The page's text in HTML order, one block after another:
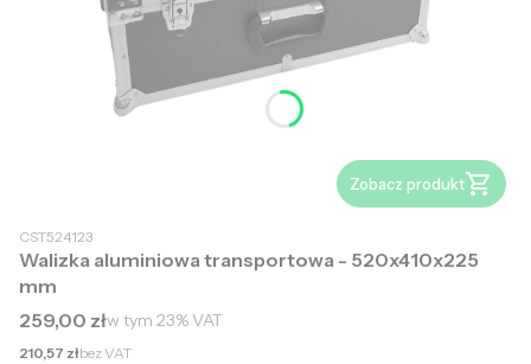
Zobacz produkt
CST524123
Walizka aluminiowa transportowa - 520x410x225
mm
Cena brutto
259,00 złw tym 23%VAT
Cena netto
210,57 złbez VAT